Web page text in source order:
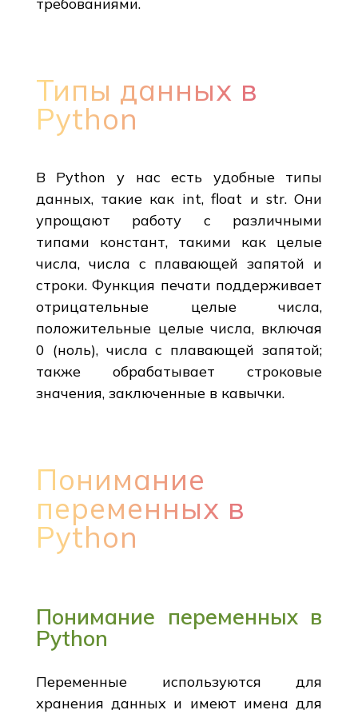
Типы данных в
Python
В Python у нас есть удобные типы
данных, такие как int, float и str. Они
упрощают работу с различными
типами констант, такими как целые
числа, числа с плавающей запятой и
строки. Функция печати поддерживает
отрицательные целые числа,
положительные целые числа, включая
0 (ноль), числа с плавающей запятой;
также обрабатывает строковые
значения, заключенные в кавычки.
Понимание
переменных в
Python
Понимание переменных в
Python
Переменные используются для
хранения данных и имеют имена для